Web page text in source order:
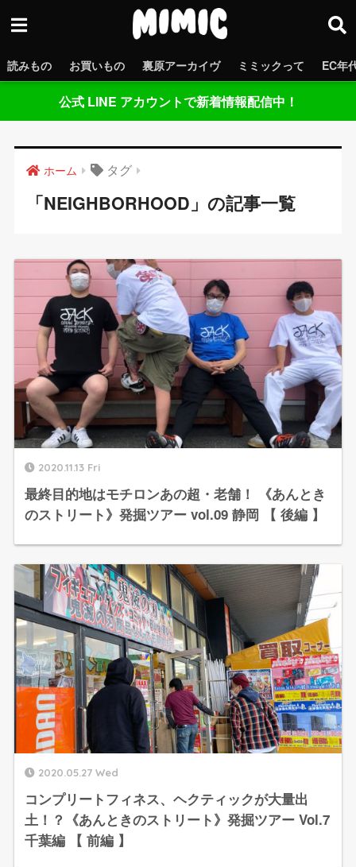
読みもの お買いもの 裏原アーカイヴ ミミックって EC年
公式 LINE アカウントで新着情報配信中！
ホーム タグ
「NEIGHBORHOOD」の記事一覧
2020.11.13 Fri
最終目的地はモチロンあの超・老舗！ 《あんとき
のストリート》発掘ツアー vol.09 静岡 【 後編 】
2020.05.27 Wed
コンプリートフィネス、ヘクティックが大量出
土！？《あんときのストリート》発掘ツアー Vol.7
千葉編 【 前編 】